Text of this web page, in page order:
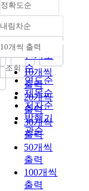
정확도순
정확도
순
인기도
순
연도순
제목순
저자순
발행기
관순
내림차순
내림차순
10개씩 출력
10개씩
출력
20개씩
출력
30개씩
출력
50개씩
출력
100개씩
출력
조회